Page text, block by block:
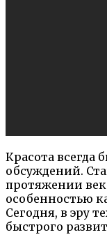
Красота всегда
обсуждений.
протяжении
особенностью
Сегодня, в эру
быстрого